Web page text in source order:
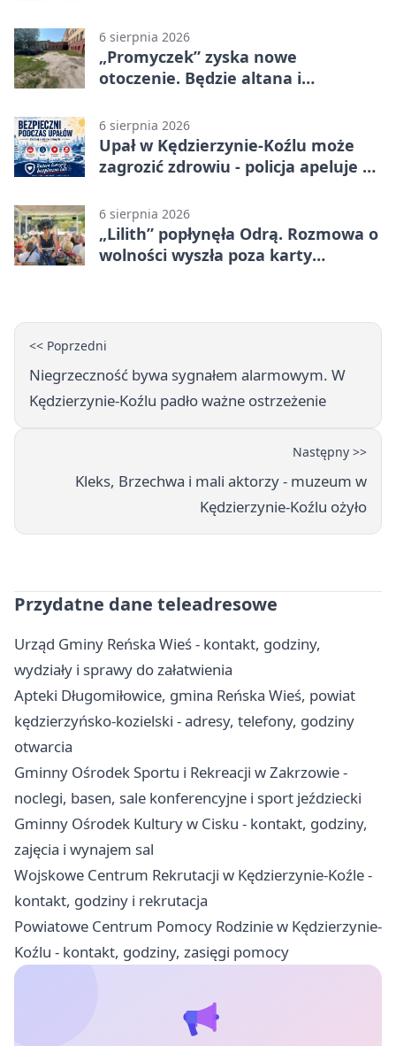
6 sierpnia 2026
„Promyczek” zyska nowe
otoczenie. Będzie altana i
6 sierpnia 2026
Upał w Kędzierzynie-Koźlu może
zagrozić zdrowiu - policja apeluje o
6 sierpnia 2026
„Lilith” popłynęła Odrą. Rozmowa o
wolności wyszła poza karty
<< Poprzedni
Niegrzeczność bywa sygnałem alarmowym. W
Kędzierzynie-Koźlu padło ważne ostrzeżenie
Następny >>
Kleks, Brzechwa i mali aktorzy - muzeum w
Kędzierzynie-Koźlu ożyło
Przydatne dane teleadresowe
Urząd Gminy Reńska Wieś - kontakt, godziny,
wydziały i sprawy do załatwienia
Apteki Długomiłowice, gmina Reńska Wieś, powiat
kędzierzyńsko-kozielski - adresy, telefony, godziny
otwarcia
Gminny Ośrodek Sportu i Rekreacji w Zakrzowie -
noclegi, basen, sale konferencyjne i sport jeździecki
Gminny Ośrodek Kultury w Cisku - kontakt, godziny,
zajęcia i wynajem sal
Wojskowe Centrum Rekrutacji w Kędzierzynie-Koźle -
kontakt, godziny i rekrutacja
Powiatowe Centrum Pomocy Rodzinie w Kędzierzynie-
Koźlu - kontakt, godziny, zasięgi pomocy